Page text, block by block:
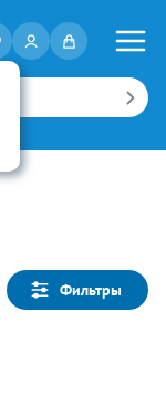
Фильтры